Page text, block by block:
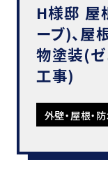
H様邸 屋
ーブ)、屋
物塗装(
工事)
外壁・屋根・